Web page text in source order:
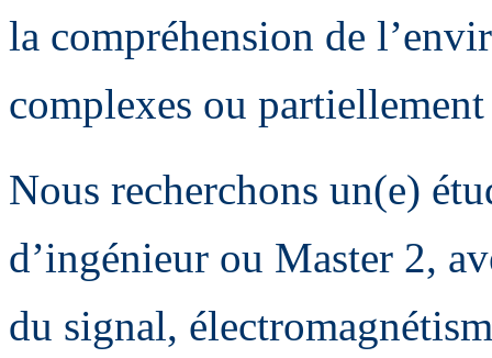
la compréhension de
complexes ou partiellement
Nous recherchons un(e)
d’ingénieur ou Master 2,
du signal,